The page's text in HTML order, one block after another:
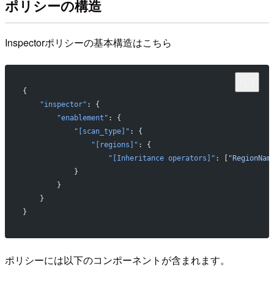
ポリシーの構造
Inspectorポリシーの基本構造はこちら
{
    "inspector"
: {
        "enablement"
: {
            "[scan_type]"
: {
                "[regions]"
: {
                    "[Inheritance operators]"
: [
            }
        }
    }
}
ポリシーには以下のコンポーネントが含まれます。